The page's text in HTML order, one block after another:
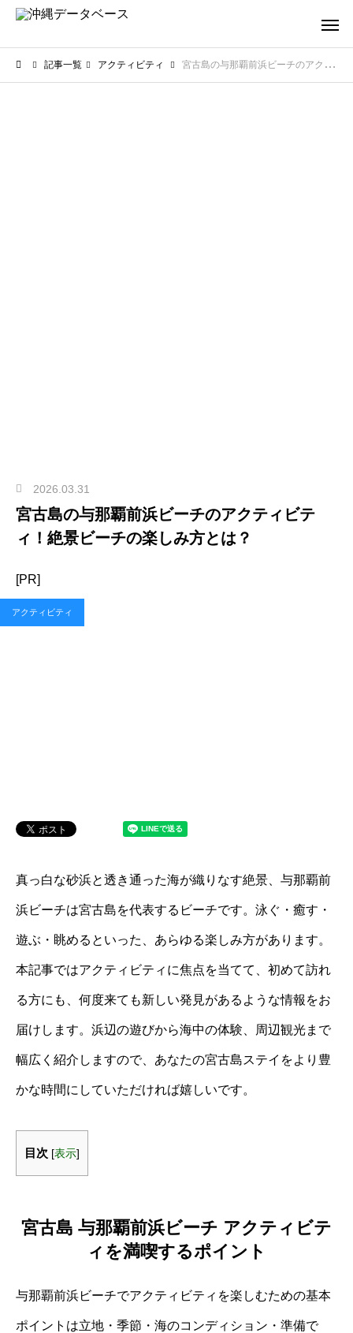
記事一覧 アクティビティ 宮古島の与那覇前浜ビーチのアクティビティ！絶景ビーチの楽しみ方とは？
2026.03.31
宮古島の与那覇前浜ビーチのアクティビテ
ィ！絶景ビーチの楽しみ方とは？
[PR]
アクティビティ
真っ白な砂浜と透き通った海が織りなす絶景、与那覇前
浜ビーチは宮古島を代表するビーチです。泳ぐ・癒す・
遊ぶ・眺めるといった、あらゆる楽しみ方があります。
本記事ではアクティビティに焦点を当てて、初めて訪れ
る方にも、何度来ても新しい発見があるような情報をお
届けします。浜辺の遊びから海中の体験、周辺観光まで
幅広く紹介しますので、あなたの宮古島ステイをより豊
かな時間にしていただければ嬉しいです。
目次 [表示]
宮古島 与那覇前浜ビーチ アクティビテ
ィを満喫するポイント
与那覇前浜ビーチでアクティビティを楽しむための基本
ポイントは立地・季節・海のコンディション・準備で